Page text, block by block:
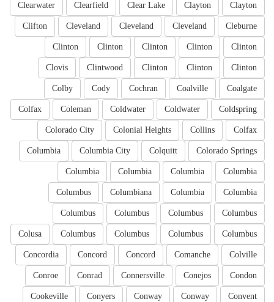
Clayton
Clayton
Clear Lake
Clearfield
Clearwater
Cleburne
Cleveland
Cleveland
Cleveland
Clifton
Clinton
Clinton
Clinton
Clinton
Clinton
Clinton
Clinton
Clinton
Clintwood
Clovis
Coalgate
Coalville
Cochran
Cody
Colby
Coldspring
Coldwater
Coldwater
Coleman
Colfax
Colfax
Collins
Colonial Heights
Colorado City
Colorado Springs
Colquitt
Columbia City
Columbia
Columbia
Columbia
Columbia
Columbia
Columbia
Columbia
Columbiana
Columbus
Columbus
Columbus
Columbus
Columbus
Columbus
Columbus
Columbus
Columbus
Colusa
Colville
Comanche
Concord
Concord
Concordia
Condon
Conejos
Connersville
Conrad
Conroe
Convent
Conway
Conway
Conyers
Cookeville